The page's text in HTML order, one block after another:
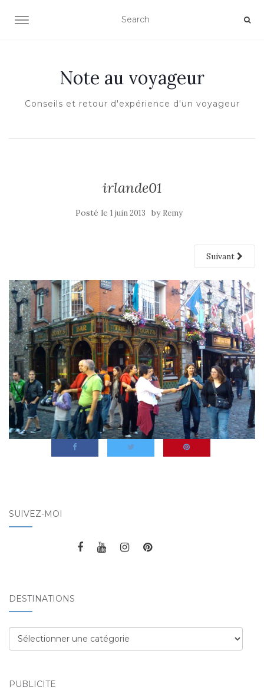
OUVRIR/FERMER LA NAVIGATION
Note au voyageur
Conseils et retour d'expérience d'un voyageur
irlande01
Posté le 1 juin 2013 by Remy
Suivant
SUIVEZ-MOI
DESTINATIONS
Destinations
PUBLICITÉ